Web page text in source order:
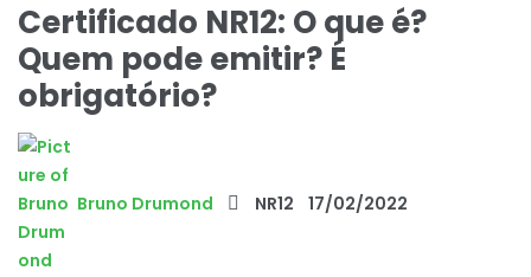
Certificado NR12: O que é?
Quem pode emitir? É
obrigatório?
Bruno Drumond NR12 17/02/2022